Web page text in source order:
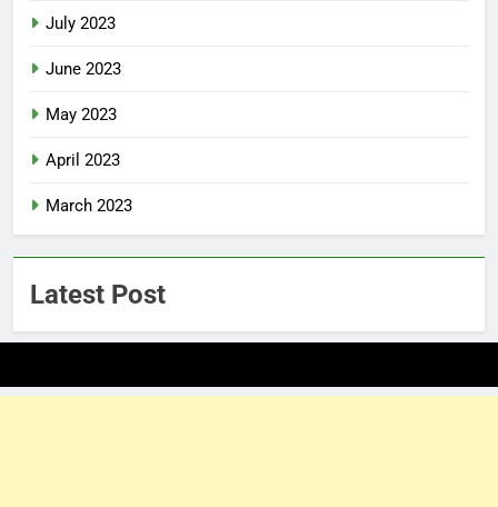
July 2023
June 2023
May 2023
April 2023
March 2023
Latest Post